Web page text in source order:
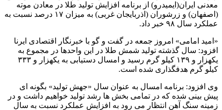
معدنی ایران(ایمیدرو) از برنامه افزایش تولید طلا در معادن موته
(اصفهان) و زرشوران (اذربایجان غربی) به میزان ۱۷ درصد نسبت به
عملکرد سال ۹۸ خبر داد.
«امید امامی» امروز جمعه در گفت و گو با خبرنگار اقتصادی ایرنا
افزود: سال گذشته تولید شمش طلا در این واحدها در مجموع به
یکهزار و ۱۳۹ کیلو گرم رسید و امسال دستیابی به یکهزار و ۳۳۳
کیلو گرم هدفگذاری شده است.
وی افزود: برنامه امسال به عنوان سال «جهش تولید» بگونه ای
پیش بینی شده که در تمامی بخش ها رشد تولید خواهیم داشت و در
زمینه سنگ آهن انتظار می رود به افزایش عملکرد نسبت به سال